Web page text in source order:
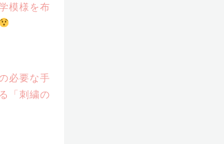
模様を布
必要な手
「刺繍の